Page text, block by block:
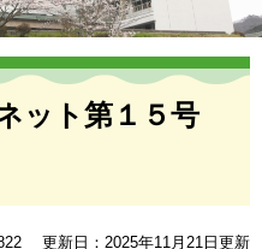
ット第１５号
更新日：2025年11月21日更新